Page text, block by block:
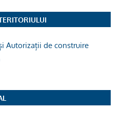
Autorizații de construire